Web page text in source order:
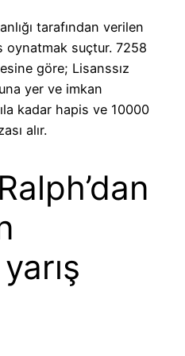
tarafından verilen
oynatmak suçtur. 7258
göre; Lisanssız
yer ve imkan
kadar hapis ve 10000
alır.